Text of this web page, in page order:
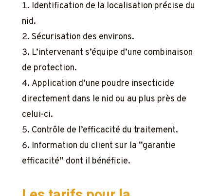
Identification de la localisation précise du
nid.
Sécurisation des environs.
L’intervenant s’équipe d’une combinaison
de protection.
Application d’une poudre insecticide
directement dans le nid ou au plus près de
celui-ci.
Contrôle de l’efficacité du traitement.
Information du client sur la “garantie
efficacité” dont il bénéficie.